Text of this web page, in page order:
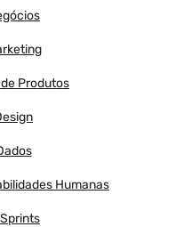
Produtos
Humanas